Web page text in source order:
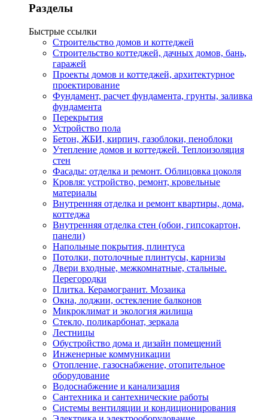
Разделы
Быстрые ссылки
Строительство домов и коттеджей
Строительство коттеджей, дачных домов, бань,
гаражей
Проекты домов и коттеджей, архитектурное
проектирование
Фундамент, расчет фундамента, грунты, заливка
фундамента
Перекрытия
Устройство пола
Бетон, ЖБИ, кирпич, газоблоки, пеноблоки
Утепление домов и коттеджей. Теплоизоляция
стен
Фасады: отделка и ремонт. Облицовка цоколя
Кровля: устройство, ремонт, кровельные
материалы
Внутренняя отделка и ремонт квартиры, дома,
коттеджа
Внутренняя отделка стен (обои, гипсокартон,
панели)
Напольные покрытия, плинтуса
Потолки, потолочные плинтусы, карнизы
Двери входные, межкомнатные, стальные.
Перегородки
Плитка. Керамогранит. Мозаика
Окна, лоджии, остекление балконов
Микроклимат и экология жилища
Стекло, поликарбонат, зеркала
Лестницы
Обустройство дома и дизайн помещений
Инженерные коммуникации
Отопление, газоснабжение, отопительное
оборудование
Водоснабжение и канализация
Сантехника и сантехнические работы
Системы вентиляции и кондиционирования